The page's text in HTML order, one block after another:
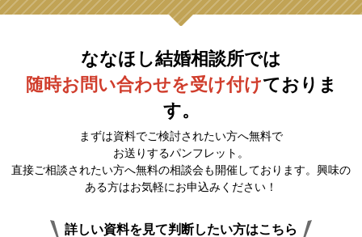
ななほし結婚相談所では
随時お問い合わせを受け付けておりま
す。
まずは資料でご検討されたい方へ無料で
お送りするパンフレット。
直接ご相談されたい方へ無料の相談会も開催しております。興味の
ある方はお気軽にお申込みください！
詳しい資料を見て判断したい方はこちら